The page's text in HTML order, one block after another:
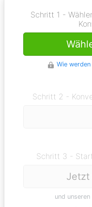
Schritt 1 -
Wie
Schritt 2 -
Schritt 3 -
Jetzt
und unseren